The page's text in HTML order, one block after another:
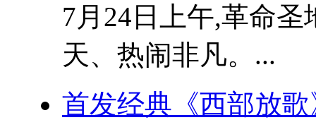
7月24日上午,革命
天、热闹非凡。...
首发经典《西部放